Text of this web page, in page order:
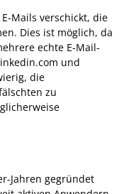
Mails verschickt, die
Dies ist möglich, da
echte E-Mail-
und
die
zu
Jahren gegründet